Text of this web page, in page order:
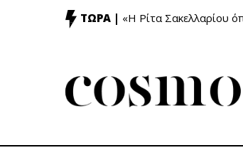
ΤΩΡΑ | «Η Ρίτα Σακελλαρίου